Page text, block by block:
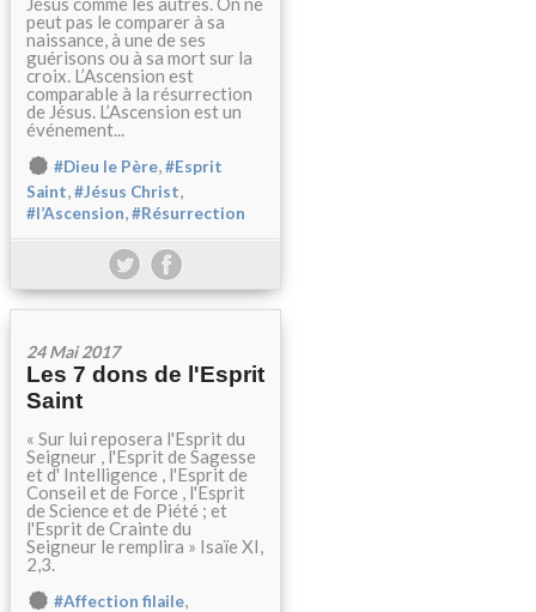
peut pas le comparer à sa
naissance, à une de ses
guérisons ou à sa mort sur la
croix. L’Ascension est
comparable à la résurrection
de Jésus. L’Ascension est un
événement...
#Dieu le Père,#Esprit
Saint,#Jésus Christ,
#l’Ascension,#Résurrection
24 Mai 2017
Les 7 dons de l'Esprit
Saint
« Sur lui reposera l'Esprit du
Seigneur , l'Esprit de Sagesse
et d' Intelligence , l'Esprit de
Conseil et de Force , l'Esprit
de Science et de Piété ; et
l'Esprit de Crainte du
Seigneur le remplira » Isaïe XI,
2,3.
#Affection filaile,